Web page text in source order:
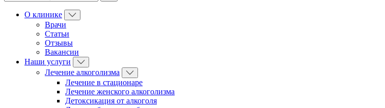
О клинике
Врачи
Статьи
Отзывы
Вакансии
Наши услуги
Лечение алкоголизма
Лечение в стационаре
Лечение женского алкоголизма
Детоксикация от алкоголя